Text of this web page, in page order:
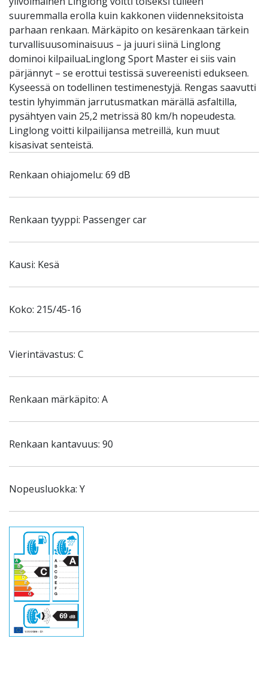
suuremmalla erolla kuin kakkonen viidenneksitoista
parhaan renkaan. Märkäpito on kesärenkaan tärkein
turvallisuusominaisuus – ja juuri siinä Linglong
dominoi kilpailuaLinglong Sport Master ei siis vain
pärjännyt – se erottui testissä suvereenisti edukseen.
Kyseessä on todellinen testimenestyjä. Rengas saavutti
testin lyhyimmän jarrutusmatkan märällä asfaltilla,
pysähtyen vain 25,2 metrissä 80 km/h nopeudesta.
Linglong voitti kilpailijansa metreillä, kun muut
kisasivat senteistä.
Renkaan ohiajomelu: 69 dB
Renkaan tyyppi: Passenger car
Kausi: Kesä
Koko: 215/45-16
Vierintävastus: C
Renkaan märkäpito: A
Renkaan kantavuus: 90
Nopeusluokka: Y